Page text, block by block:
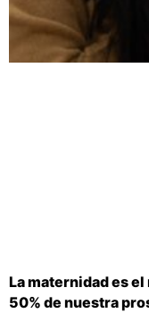
La maternidad es
50% de nuestra